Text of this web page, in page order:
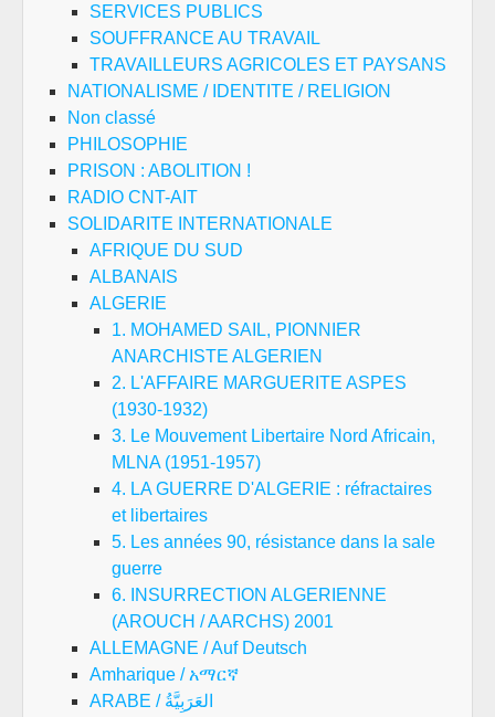
SERVICES PUBLICS
SOUFFRANCE AU TRAVAIL
TRAVAILLEURS AGRICOLES ET PAYSANS
NATIONALISME / IDENTITE / RELIGION
Non classé
PHILOSOPHIE
PRISON : ABOLITION !
RADIO CNT-AIT
SOLIDARITE INTERNATIONALE
AFRIQUE DU SUD
ALBANAIS
ALGERIE
1. MOHAMED SAIL, PIONNIER
ANARCHISTE ALGERIEN
2. L'AFFAIRE MARGUERITE ASPES
(1930-1932)
3. Le Mouvement Libertaire Nord Africain,
MLNA (1951-1957)
4. LA GUERRE D'ALGERIE : réfractaires
et libertaires
5. Les années 90, résistance dans la sale
guerre
6. INSURRECTION ALGERIENNE
(AROUCH / AARCHS) 2001
ALLEMAGNE / Auf Deutsch
Amharique / አማርኛ
ARABE / العَرَبِيَّةُ